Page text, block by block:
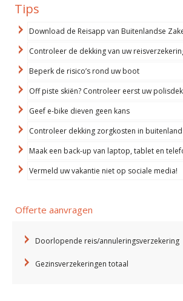
Tips
Download de Reisapp van Buitenlandse
Controleer de dekking van uw
Beperk de risico’s rond uw boot
Off piste skiën? Controleer eerst uw
Geef e-bike dieven geen kans
Controleer dekking zorgkosten in buitenland
Maak een back-up van laptop, tablet en
Vermeld uw vakantie niet op sociale media!
Offerte aanvragen
Doorlopende reis/annuleringsverzekering
Gezinsverzekeringen totaal